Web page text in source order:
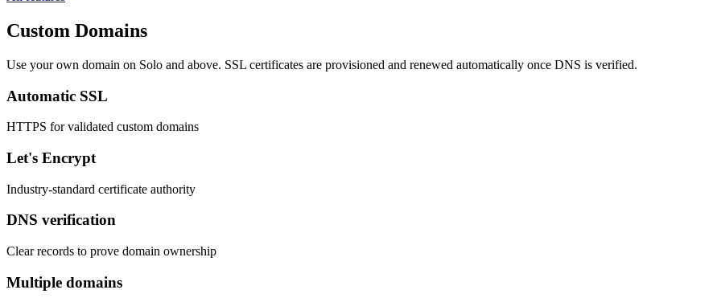
Custom Domains
Use your own domain on Solo and above. SSL certificates are provisioned and renewed automatically once DNS is verified.
Automatic SSL
HTTPS for validated custom domains
Let's Encrypt
Industry-standard certificate authority
DNS verification
Clear records to prove domain ownership
Multiple domains